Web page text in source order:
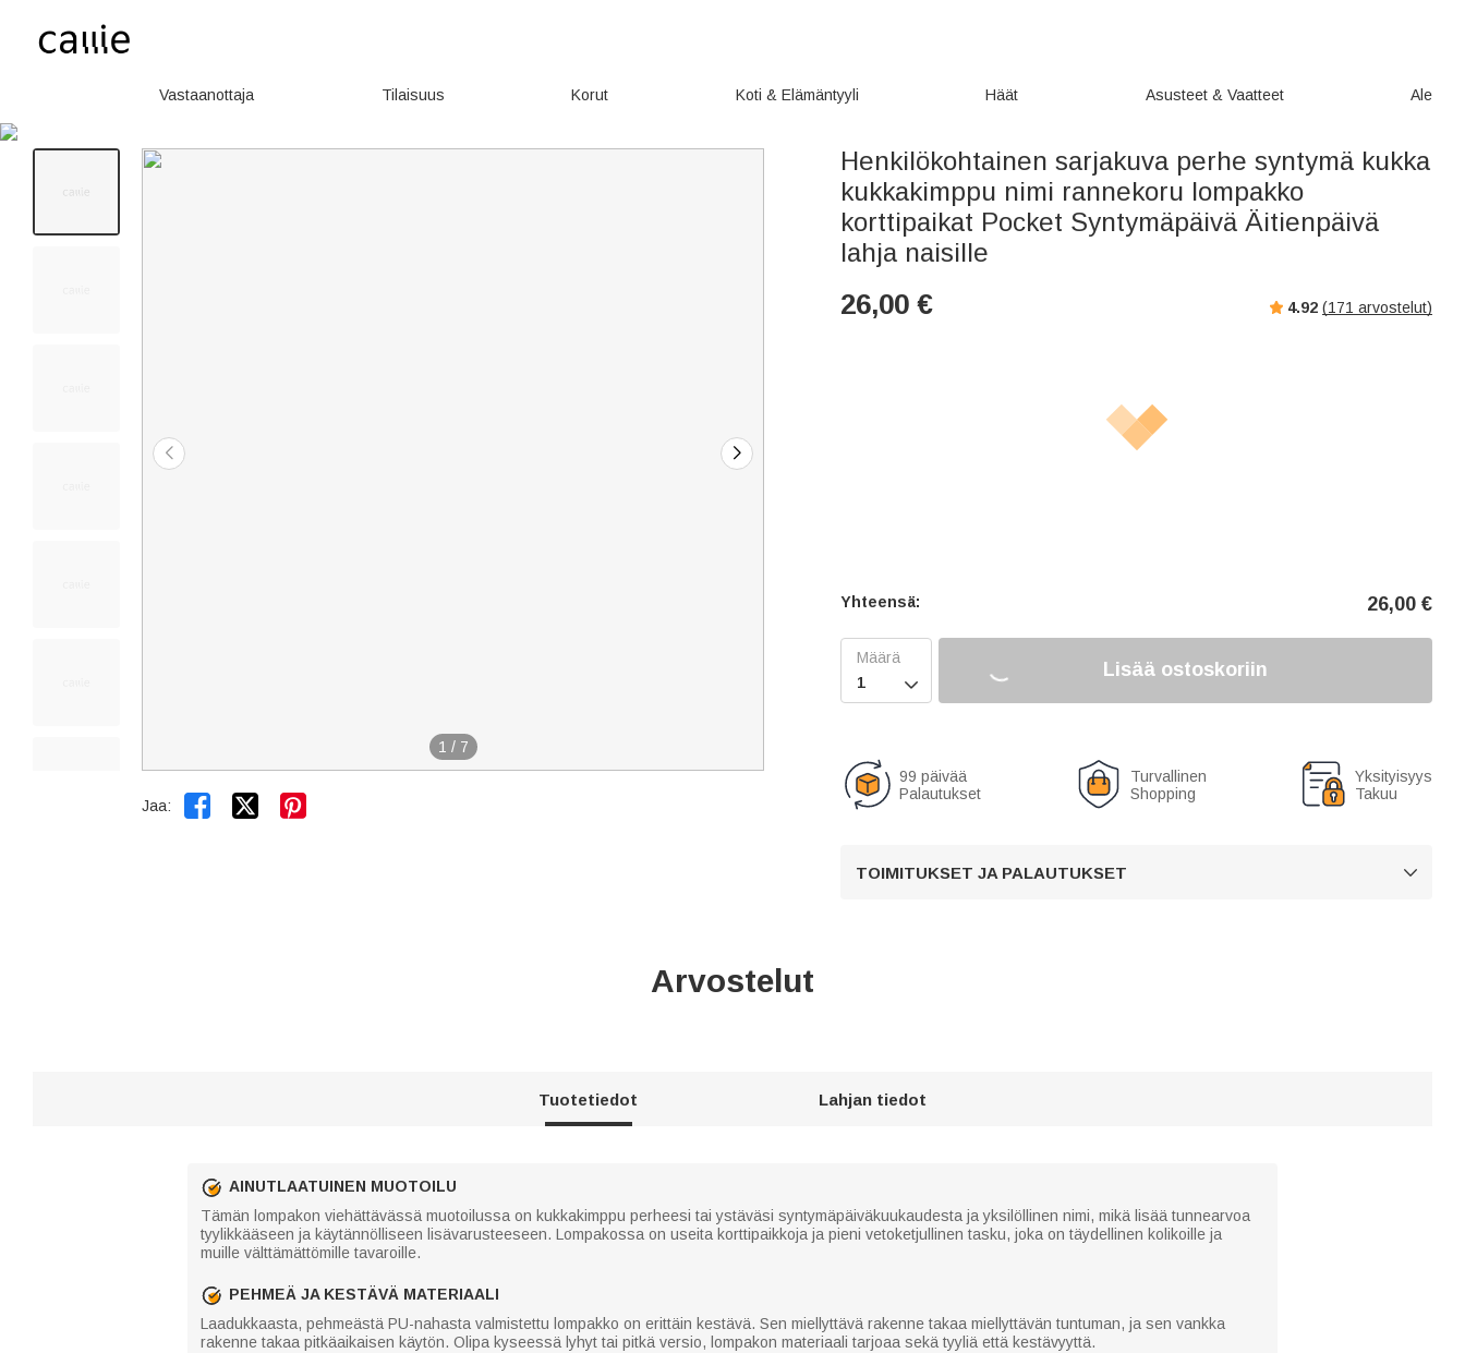
Vastaanottaja Tilaisuus Korut Koti & Elämäntyyli Häät Asusteet & Vaatteet Ale
1 / 7
Jaa:  
Henkilökohtainen sarjakuva perhe syntymä kukka
kukkakimppu nimi rannekoru lompakko
korttipaikat Pocket Syntymäpäivä Äitienpäivä
lahja naisille
26,00 € 4.92 (171 arvostelut)
Yhteensä: 26,00 €

Lisää ostoskoriin
99 päivää
Palautukset
Turvallinen
Shopping
Yksityisyys
Takuu
TOIMITUKSET JA PALAUTUKSET 
Arvostelut
Tuotetiedot Lahjan tiedot
AINUTLAATUINEN MUOTOILU
Tämän lompakon viehättävässä muotoilussa on kukkakimppu perheesi tai ystäväsi syntymäpäiväkuukaudesta ja yksilöllinen nimi, mikä lisää tunnearvoa
tyylikkääseen ja käytännölliseen lisävarusteeseen. Lompakossa on useita korttipaikkoja ja pieni vetoketjullinen tasku, joka on täydellinen kolikoille ja
muille välttämättömille tavaroille.
PEHMEÄ JA KESTÄVÄ MATERIAALI
Laadukkaasta, pehmeästä PU-nahasta valmistettu lompakko on erittäin kestävä. Sen miellyttävä rakenne takaa miellyttävän tuntuman, ja sen vankka
rakenne takaa pitkäaikaisen käytön. Olipa kyseessä lyhyt tai pitkä versio, lompakon materiaali tarjoaa sekä tyyliä että kestävyyttä.